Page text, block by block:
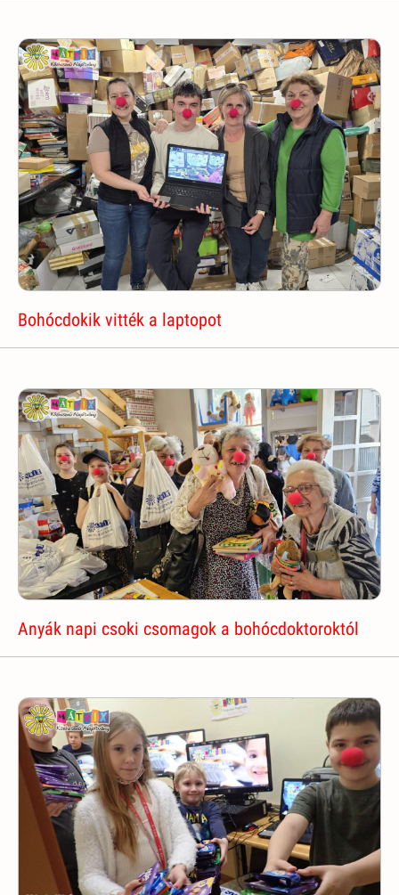
Bohócdokik vitték a laptopot
Anyák napi csoki csomagok a bohócdoktoroktól